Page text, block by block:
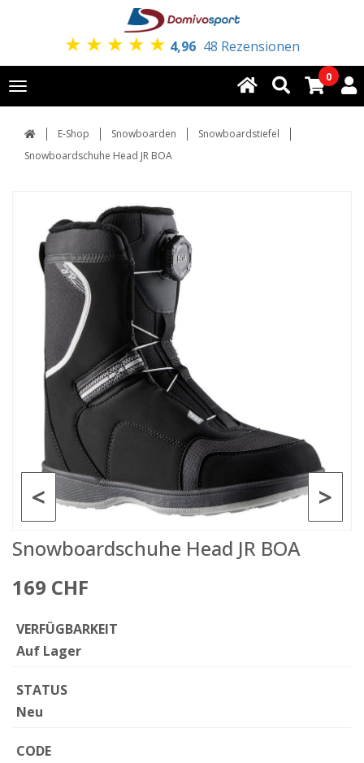
★ ★ ★ ★ ★ 4,96 48 Rezensionen
Toggle
navigation
0
E-Shop Snowboarden
Snowboardstiefel
Snowboardschuhe Head JR BOA
>
<
Snowboardschuhe Head JR BOA
169 CHF
VERFÜGBARKEIT
Auf Lager
STATUS
Neu
CODE